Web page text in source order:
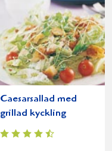
Caesarsallad med
grillad kyckling